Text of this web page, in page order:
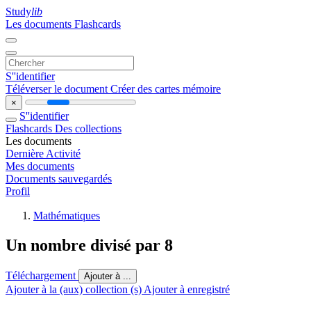
Studylib
Les documents Flashcards
S''identifier
Téléverser le document Créer des cartes mémoire
×
S''identifier
Flashcards Des collections
Les documents
Dernière Activité
Mes documents
Documents sauvegardés
Profil
Mathématiques
Un nombre divisé par 8
Téléchargement Ajouter à ...
Ajouter à la (aux) collection (s) Ajouter à enregistré